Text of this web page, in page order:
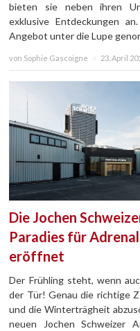
bieten sie neben ihren
exklusive Entdeckungen
Angebot unter die Lupe
von Sophie Gascoigne 23. April
Die Jochen
Paradies für
eröffnet
Der Frühling steht, wenn
der Tür! Genau die richtige
und die Winterträgheit
neuen Jochen Schweizer